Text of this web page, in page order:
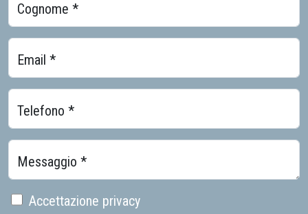
Cognome *
Email *
Telefono *
Messaggio *
Accettazione privacy